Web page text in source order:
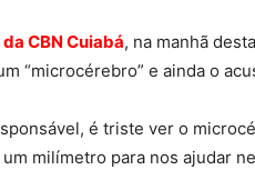
CBN Cuiabá, na manhã
“microcérebro” e ainda o
é triste ver o
milímetro para nos ajudar